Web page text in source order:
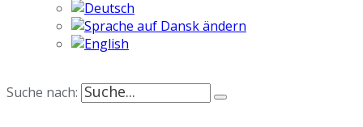
Suche nach: